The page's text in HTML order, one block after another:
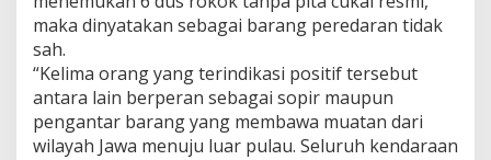
n
maka dinyatakan sebagai barang peredaran tidak
sah.
“Kelima orang yang terindikasi positif tersebut
antara lain berperan sebagai sopir maupun
pengantar barang yang membawa muatan dari
wilayah Jawa menuju luar pulau. Seluruh kendaraan